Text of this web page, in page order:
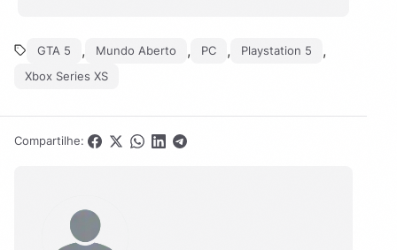
GTA 5 , Mundo Aberto , PC , Playstation 5 ,
Xbox Series XS
Compartilhe: